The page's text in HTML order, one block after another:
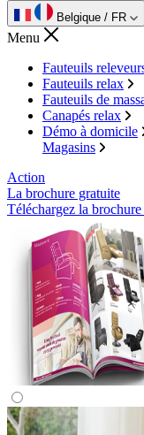
Belgique / FR
Menu
Fauteuils
Fauteuils relax
Fauteuils de
Canapés relax
Démo à domicile
Magasins
Action
La brochure gratuite
Téléchargez la brochure